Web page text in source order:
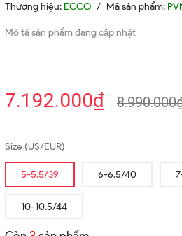
Thương hiệu: ECCO / Mã sản phẩm:
Mô tả sản phẩm đang cập nhật
7.192.000₫
Size (US/EUR)
5-5.5/39 6-6.5/40
10-10.5/44